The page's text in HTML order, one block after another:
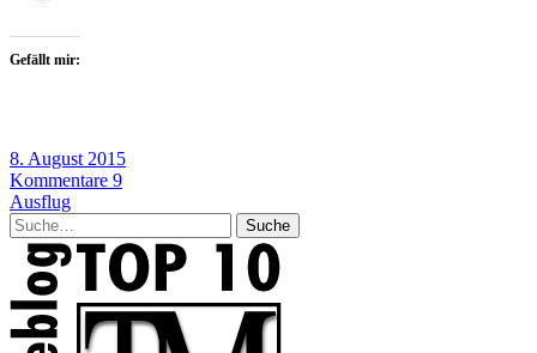
Gefällt mir:
8. August 2015
Kommentare 9
Ausflug
Suche